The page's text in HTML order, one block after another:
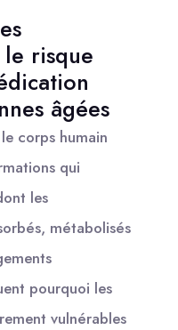
risque
âgées
corps humain
qui
les
métabolisés
pourquoi les
vulnérables